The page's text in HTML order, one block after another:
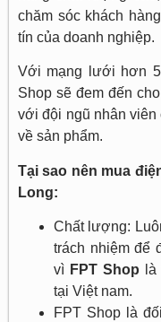
chăm sóc khách
tín của doanh nghiệp.
Với mạng lưới hơn
Shop sẽ đem đến
với đội ngũ nhân viên
về sản phẩm.
Tại sao nên mua
Long:
Chất lượng:
trách nhiệm để
vì FPT Shop
tại Việt nam.
FPT Shop là